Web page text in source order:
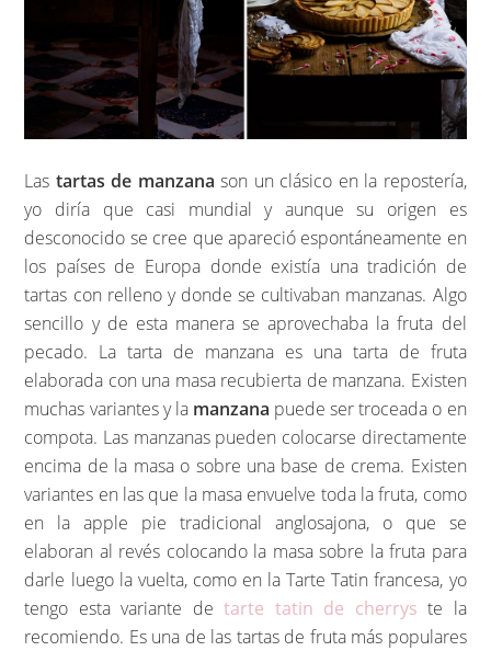
Las tartas de manzana son un clásico en la repostería,
yo diría que casi mundial y aunque su origen es
desconocido se cree que apareció espontáneamente en
los países de Europa donde existía una tradición de
tartas con relleno y donde se cultivaban manzanas. Algo
sencillo y de esta manera se aprovechaba la fruta del
pecado. La tarta de manzana es una tarta de fruta
elaborada con una masa recubierta de manzana. Existen
muchas variantes y la manzana puede ser troceada o en
compota. Las manzanas pueden colocarse directamente
encima de la masa o sobre una base de crema. Existen
variantes en las que la masa envuelve toda la fruta, como
en la apple pie tradicional anglosajona, o que se
elaboran al revés colocando la masa sobre la fruta para
darle luego la vuelta, como en la Tarte Tatin francesa, yo
tengo esta variante detarte tatin de cherryste la
recomiendo. Es una de las tartas de fruta más populares